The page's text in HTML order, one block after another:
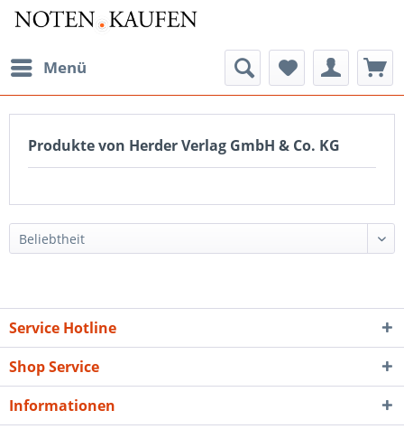
Menü
Produkte von Herder Verlag GmbH & Co. KG
Service Hotline
Shop Service
Informationen